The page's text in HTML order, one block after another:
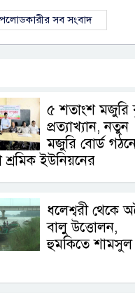
সব সংবাদ
৫ শতাংশ মজুরি
প্রত্যাখ্যান, নতুন
মজুরি বোর্ড
শ্রমিক ইউনিয়নের
ধলেশ্বরী থেকে
বালু উত্তোলন,
হুমকিতে